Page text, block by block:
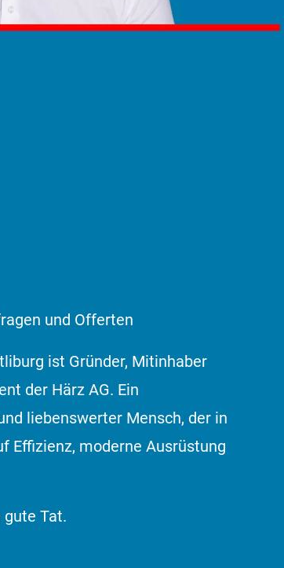
und Offerten
ist Gründer, Mitinhaber
der Härz AG. Ein
liebenswerter Mensch, der in
Effizienz, moderne Ausrüstung
gute Tat.